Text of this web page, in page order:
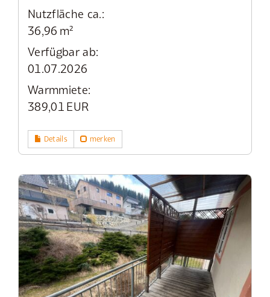
Nutzfläche ca.:
36,96 m²
Verfügbar ab:
01.07.2026
Warmmiete:
389,01 EUR
Details merken